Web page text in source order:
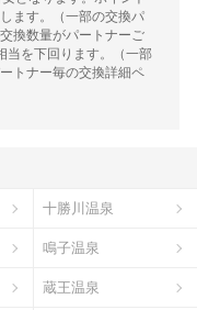
ます。（一部の交換パ
換数量がパートナーご
当を下回ります。（一部
トナー毎の交換詳細ペ
十勝川温泉
鳴子温泉
蔵王温泉